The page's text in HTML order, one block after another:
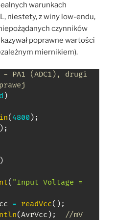
warunkach
niestety, z winy low-endu,
czynników
poprawne wartości
miernikiem).
PA1 (ADC1), drugi
)
( 4800 ) ;
) ;
)
( "Input Voltage =
= readVcc( ) ;
(AvrVcc ) ;
//mV